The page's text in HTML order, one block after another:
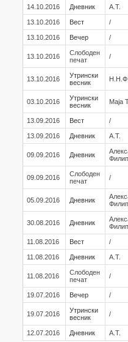
14.10.2016 Дневник А.Т.
13.10.2016 Вест /
13.10.2016 Вечер /
13.10.2016
Слободен
печат
/
13.10.2016
Утрински
весник
03.10.2016
Утрински
весник
Маја
13.09.2016 Вест /
13.09.2016 Дневник А.Т.
09.09.2016 Дневник
09.09.2016
Слободен
печат
/
05.09.2016 Дневник
30.08.2016 Дневник
11.08.2016 Вест /
11.08.2016 Дневник А.Т.
11.08.2016
Слободен
печат
/
19.07.2016 Вечер /
19.07.2016
Утрински
весник
/
12.07.2016 Дневник
А.Т.